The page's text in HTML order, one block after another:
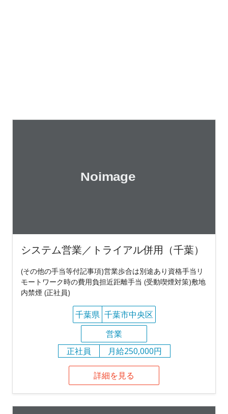
システム営業／トライアル併用（千葉）
(その他の手当等付記事項)営業歩合は別途あり資格手当リ
モートワーク時の費用負担近距離手当 (受動喫煙対策)敷地
内禁煙 (正社員)
千葉県 千葉市中央区
営業
正社員
月給250,000円
詳細を見る